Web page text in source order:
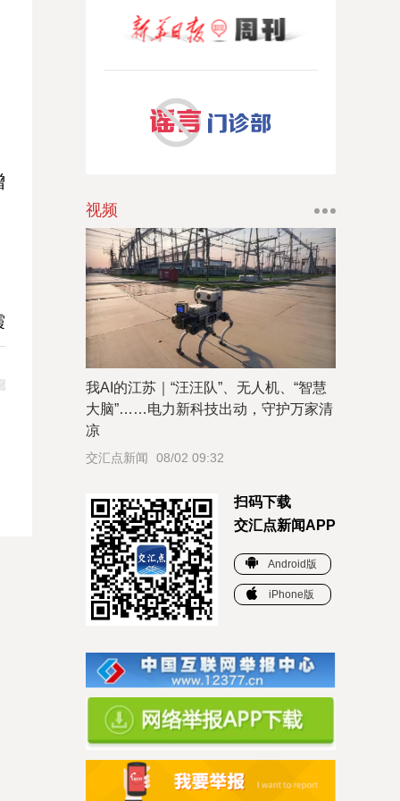
视频
我AI的江苏｜“汪汪队”、无人机、“智慧
大脑”……电力新科技出动，守护万家清
凉
交汇点新闻 08/02 09:32
扫码下载
交汇点新闻APP
Android版
iPhone版